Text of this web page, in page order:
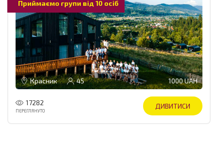
Красник 45 1000 UAH
17282
ПЕРЕГЛЯНУТО
ДИВИТИСИ
Приймаємо групи від 10 осіб